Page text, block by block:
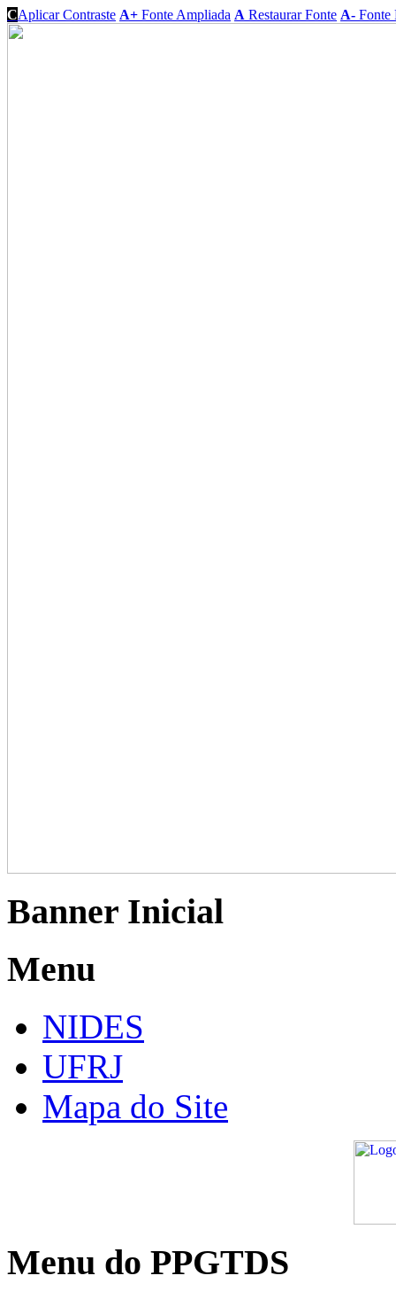
CAplicar Contraste A+ Fonte Ampliada A Restaurar Fonte A- Fonte
Banner Inicial
Menu
NIDES
UFRJ
Mapa do Site
Menu do PPGTDS